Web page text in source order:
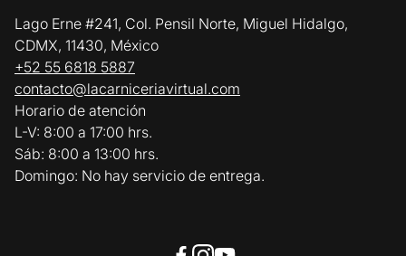
Política de Reembolso y Devolución
Política de Cadena de Frío / Envíos
Lago Erne #241, Col. Pensil Norte, Miguel Hidalgo,
CDMX, 11430, México
+52 55 6818 5887
contacto@lacarniceriavirtual.com
Horario de atención
L-V: 8:00 a 17:00 hrs.
Sáb: 8:00 a 13:00 hrs.
Domingo: No hay servicio de entrega.